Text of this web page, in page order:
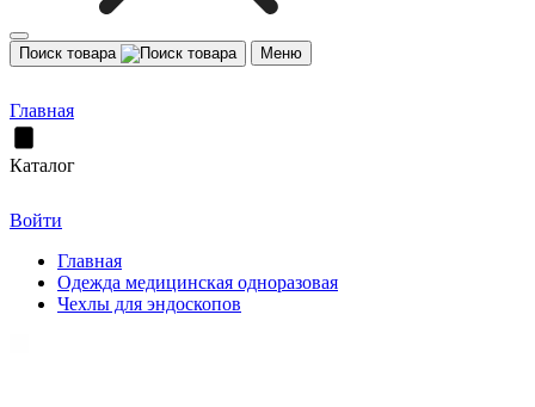
Поиск товара Меню
Главная
Каталог
Войти
Главная
Одежда медицинская одноразовая
Чехлы для эндоскопов